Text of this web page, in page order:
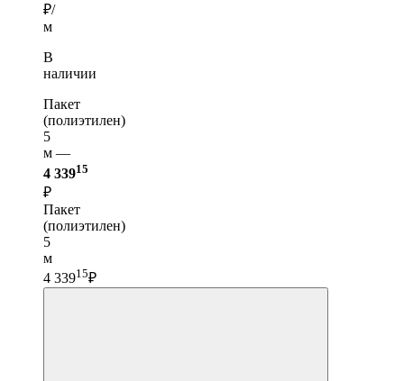
₽/
м
В
наличии
Пакет
(полиэтилен)
5
м —
4 33915
₽
Пакет
(полиэтилен)
5
м
4 33915₽